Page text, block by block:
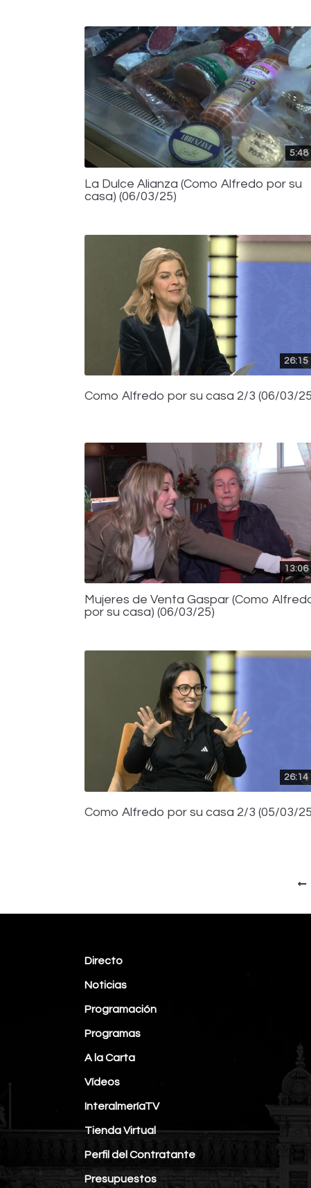
5:48
La Dulce Alianza (Como Alfredo por su
casa) (06/03/25)
26:15
Como Alfredo por su casa 2/3 (06/03/
13:06
Mujeres de Venta Gaspar (Como
por su casa) (06/03/25)
26:14
Como Alfredo por su casa 2/3 (05/03/
Directo
Noticias
Programación
Programas
A la Carta
Vídeos
InteralmeríaTV
Tienda Virtual
Perfil del Contratante
Presupuestos